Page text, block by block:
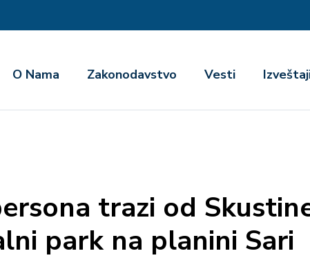
О Nama Zakonodavstvo Vesti
trazi od
park na planini Sari